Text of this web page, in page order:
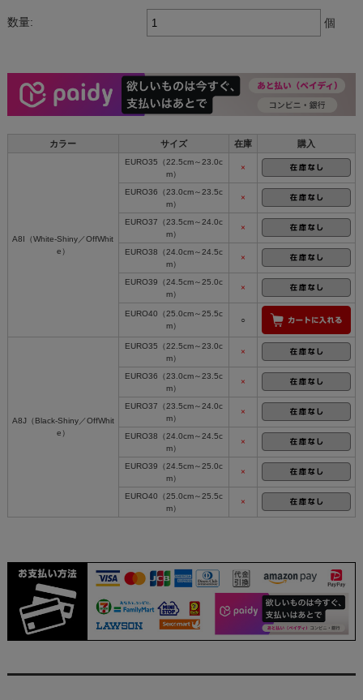
数量: 個
カラー サイズ 在庫 購入
A8I（White-Shiny／OffWhit
e）
EURO35（22.5cm～23.0c
m）
×
EURO36（23.0cm～23.5c
m）
×
EURO37（23.5cm～24.0c
m）
×
EURO38（24.0cm～24.5c
m）
×
EURO39（24.5cm～25.0c
m）
×
EURO40（25.0cm～25.5c
m）
○
A8J（Black-Shiny／OffWhit
e）
EURO35（22.5cm～23.0c
m）
×
EURO36（23.0cm～23.5c
m）
×
EURO37（23.5cm～24.0c
m）
×
EURO38（24.0cm～24.5c
m）
×
EURO39（24.5cm～25.0c
m）
×
EURO40（25.0cm～25.5c
m）
×